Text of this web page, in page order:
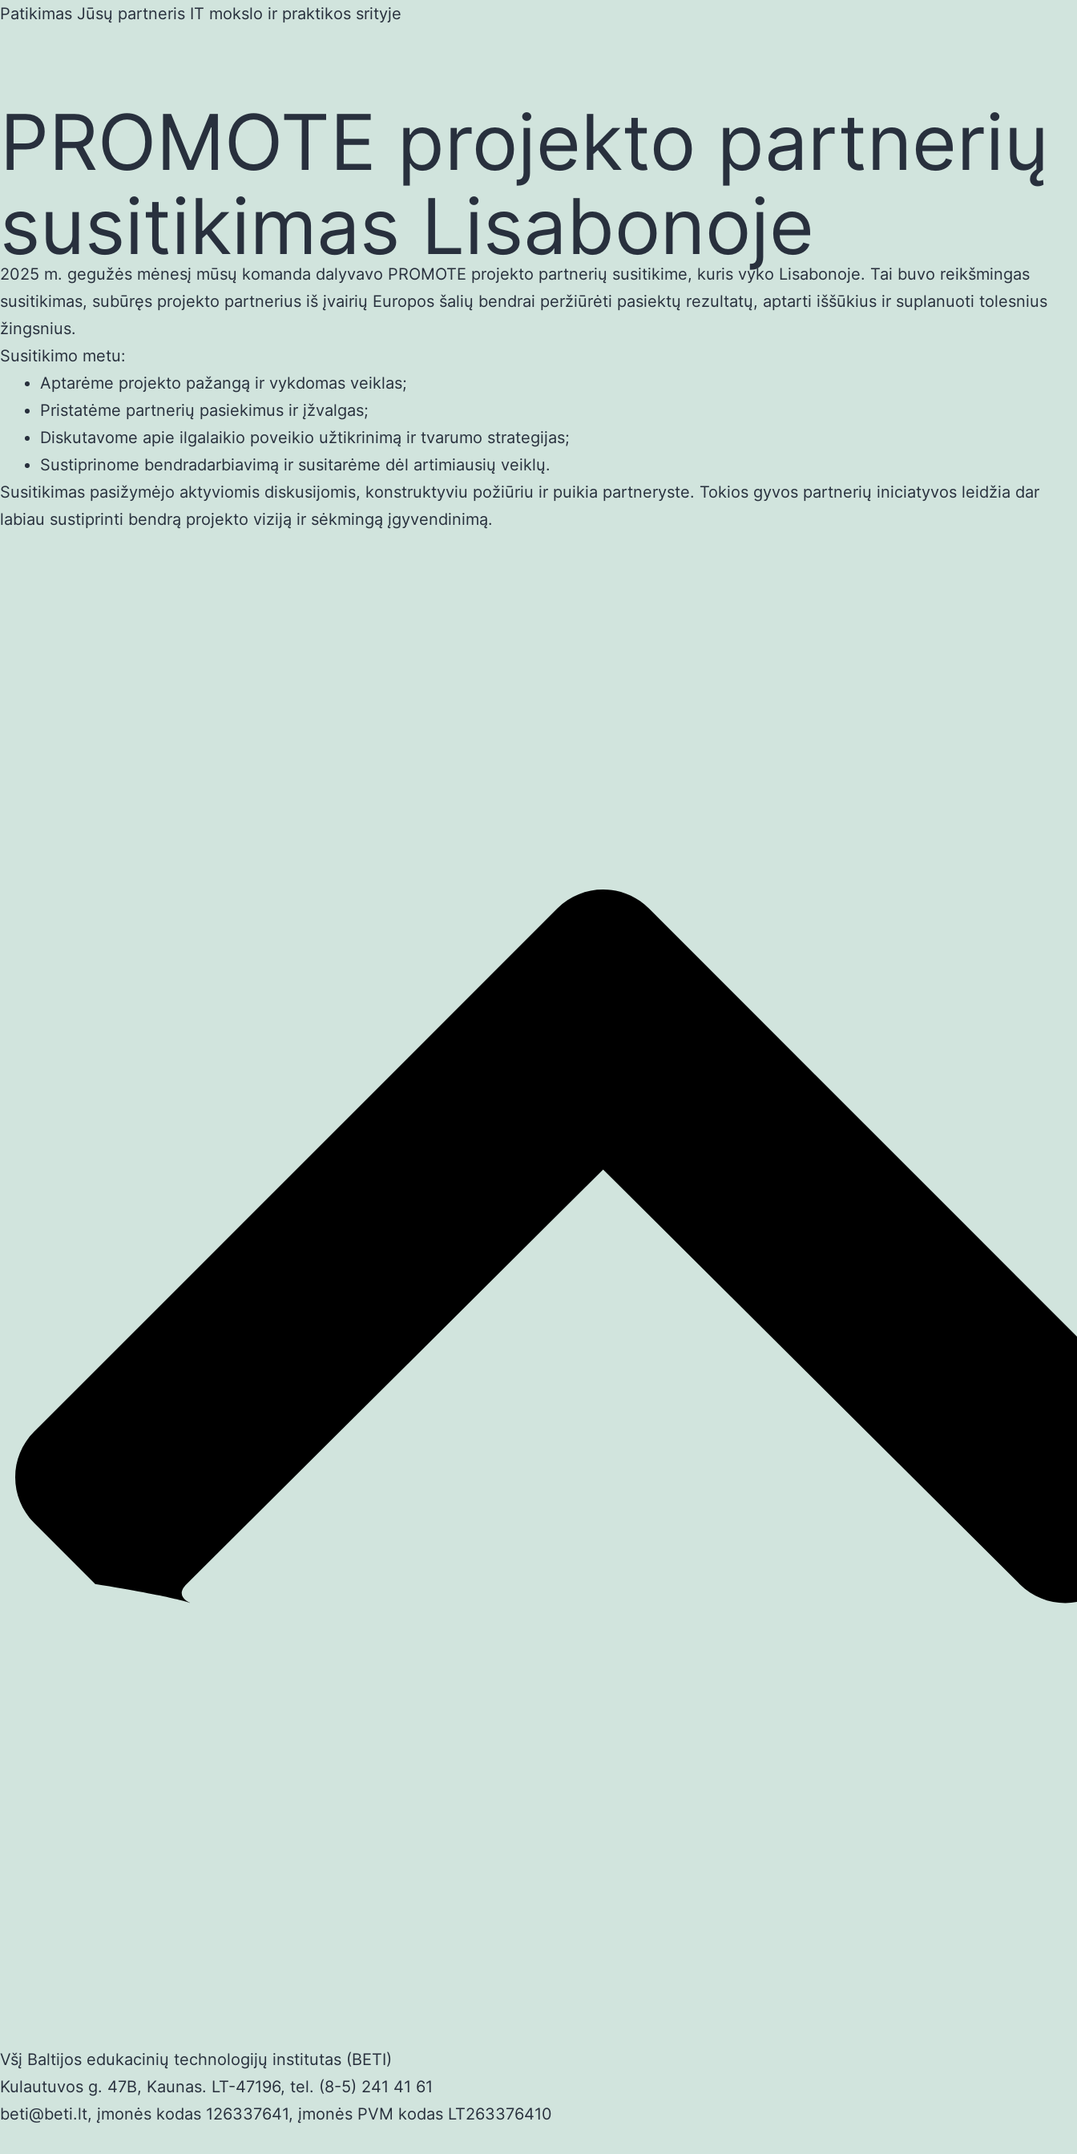
Eiti
Patikimas Jūsų partneris IT mokslo ir praktikos srityje
PROMOTE projekto partnerių
susitikimas Lisabonoje
2025 m. gegužės mėnesį mūsų komanda dalyvavo PROMOTE projekto partnerių susitikime, kuris vyko Lisabonoje. Tai buvo reikšmingas
susitikimas, subūręs projekto partnerius iš įvairių Europos šalių bendrai peržiūrėti pasiektų rezultatų, aptarti iššūkius ir suplanuoti tolesnius
žingsnius.
Susitikimo metu:
Aptarėme projekto pažangą ir vykdomas veiklas;
Pristatėme partnerių pasiekimus ir įžvalgas;
Diskutavome apie ilgalaikio poveikio užtikrinimą ir tvarumo strategijas;
Sustiprinome bendradarbiavimą ir susitarėme dėl artimiausių veiklų.
Susitikimas pasižymėjo aktyviomis diskusijomis, konstruktyviu požiūriu ir puikia partneryste. Tokios gyvos partnerių iniciatyvos leidžia dar
labiau sustiprinti bendrą projekto viziją ir sėkmingą įgyvendinimą.
Všį Baltijos edukacinių technologijų institutas (BETI)
Kulautuvos g. 47B, Kaunas. LT-47196, tel. (8-5) 241 41 61
beti@beti.lt, įmonės kodas 126337641, įmonės PVM kodas LT263376410